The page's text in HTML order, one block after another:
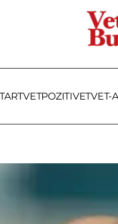
POZITIVETVET-